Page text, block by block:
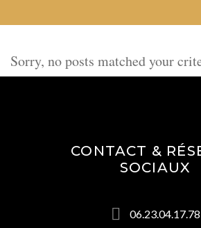
Sorry, no posts matched your
CONTACT &
SOCIAUX
06.23.04.17.78